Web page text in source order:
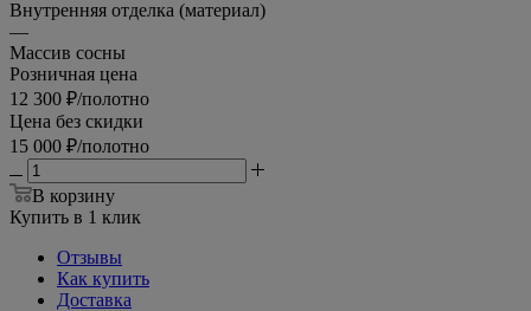
Внутренняя отделка (материал)
—
Массив сосны
Розничная цена
12 300 ₽/полотно
Цена без скидки
15 000 ₽/полотно
В корзину
Купить в 1 клик
Отзывы
Как купить
Доставка